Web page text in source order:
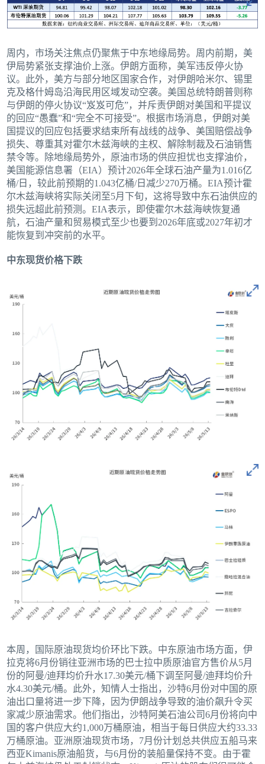
周内，市场关注焦点仍聚焦于中东地缘局势。周内前期，美
伊局势紧张支撑油价上涨。伊朗方面称，美军违反停火协
议。此外，美方与部分地区国家合作，对伊朗哈米尔、锡里
克及格什姆岛沿海民用区域发动空袭。美国总统特朗普则称
与伊朗的停火协议“岌岌可危”，并斥责伊朗对美国和平提议
的回应“愚蠢”和“完全不可接受”。根据市场消息，伊朗对美
国提议的回应包括要求结束所有战线的战争、美国赔偿战争
损失、尊重其对霍尔木兹海峡的主权、解除制裁及石油销售
禁令等。除地缘局势外，原油市场的供应担忧也支撑油价，
美国能源信息署（EIA）预计2026年全球石油产量为1.016亿
桶/日，较此前预期的1.043亿桶/日减少270万桶。EIA预计霍
尔木兹海峡将实际关闭至5月下旬，这将导致中东石油供应的
损失远超此前预测。EIA表示，即使霍尔木兹海峡恢复通
航，石油产量和贸易模式至少也要到2026年底或2027年初才
能恢复到冲突前的水平。
中东现货价格下跌
本周，国际原油现货均价环比下跌。中东原油市场方面，伊
拉克将6月份销往亚洲市场的巴士拉中质原油官方售价从5月
份的阿曼/迪拜均价升水17.30美元/桶下调至阿曼/迪拜均价升
水4.30美元/桶。此外，知情人士指出，沙特6月份对中国的原
油出口量将进一步下降，因为伊朗战争导致的油价飙升令买
家减少原油需求。他们指出，沙特阿美石油公司6月份将向中
国的客户供应大约1,000万桶原油，相当于每日供应大约33.33
万桶原油。亚洲原油现货市场，7月份计划总共供应五船马来
西亚Kimanis原油船货，与6月份的装船量保持不变。由于霍